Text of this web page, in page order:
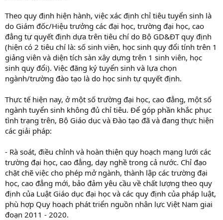
Theo quy định hiện hành, việc xác định chỉ tiêu tuyển sinh là
do Giám đốc/Hiệu trưởng các đại học, trường đại học, cao
đẳng tự quyết định dựa trên tiêu chí do Bộ GD&ĐT quy định
(hiện có 2 tiêu chí là: số sinh viên, học sinh quy đổi tính trên 1
giảng viên và diện tích sàn xây dựng trên 1 sinh viên, học
sinh quy đổi). Việc đăng ký tuyển sinh và lựa chọn
ngành/trường đào tạo là do học sinh tự quyết định.
Thực tế hiện nay, ở một số trường đại học, cao đẳng, một số
ngành tuyển sinh không đủ chỉ tiêu. Để góp phần khắc phục
tình trạng trên, Bộ Giáo dục và Đào tạo đã và đang thực hiện
các giải pháp:
- Rà soát, điều chỉnh và hoàn thiện quy hoạch mạng lưới các
trường đại học, cao đẳng, dạy nghề trong cả nước. Chỉ đạo
chặt chẽ việc cho phép mở ngành, thành lập các trường đại
học, cao đẳng mới, bảo đảm yêu cầu về chất lượng theo quy
định của Luật Giáo dục đại học và các quy định của pháp luật,
phù hợp Quy hoạch phát triển nguồn nhân lực Việt Nam giai
đoạn 2011 - 2020.